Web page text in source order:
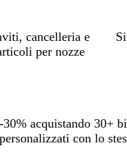
cancelleria e
per nozze
-30% acquistando 30+
personalizzati con lo